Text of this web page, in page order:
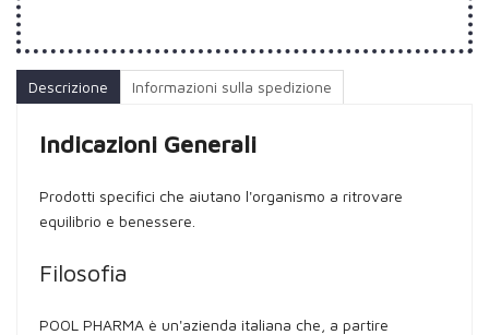
Descrizione Informazioni sulla spedizione
Indicazioni Generali
Prodotti specifici che aiutano l'organismo a ritrovare
equilibrio e benessere.
Filosofia
POOL PHARMA è un'azienda italiana che, a partire